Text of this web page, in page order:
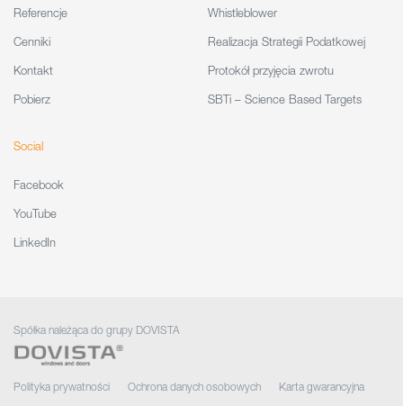
Referencje
Cenniki
Kontakt
Pobierz
Whistleblower
Realizacja Strategii Podatkowej
Protokół przyjęcia zwrotu
SBTi – Science Based Targets
Social
Facebook
YouTube
LinkedIn
Spółka należąca do grupy DOVISTA
Polityka prywatności Ochrona danych osobowych
Karta gwarancyjna